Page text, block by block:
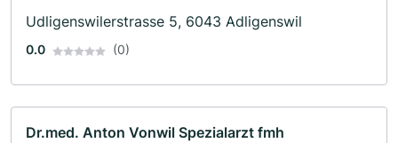
Udligenswilerstrasse 5, 6043 Adligenswil
0.0 (0)
Dr.med. Anton Vonwil Spezialarzt fmh